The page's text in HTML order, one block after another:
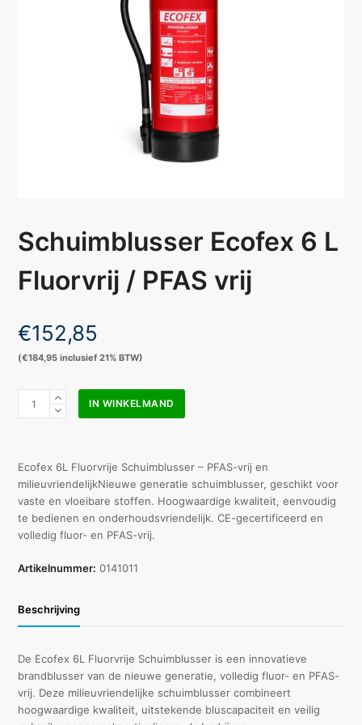
Schuimblusser Ecofex 6 L
Fluorvrij / PFAS vrij
€152,85
(€184,95 inclusief 21% BTW)
Schuimblusser
Fluorvrij
/
PFAS
vrij
aantal
IN WINKELMAND
Ecofex 6L Fluorvrije Schuimblusser – PFAS-vrij en
milieuvriendelijkNieuwe generatie schuimblusser, geschikt voor
vaste en vloeibare stoffen. Hoogwaardige kwaliteit, eenvoudig
te bedienen en onderhoudsvriendelijk. CE-gecertificeerd en
volledig fluor- en PFAS-vrij.
Artikelnummer: 0141011
Beschrijving
De Ecofex 6L Fluorvrije Schuimblusser is een innovatieve
brandblusser van de nieuwe generatie, volledig fluor- en PFAS-
vrij. Deze milieuvriendelijke schuimblusser combineert
hoogwaardige kwaliteit, uitstekende bluscapaciteit en veilig